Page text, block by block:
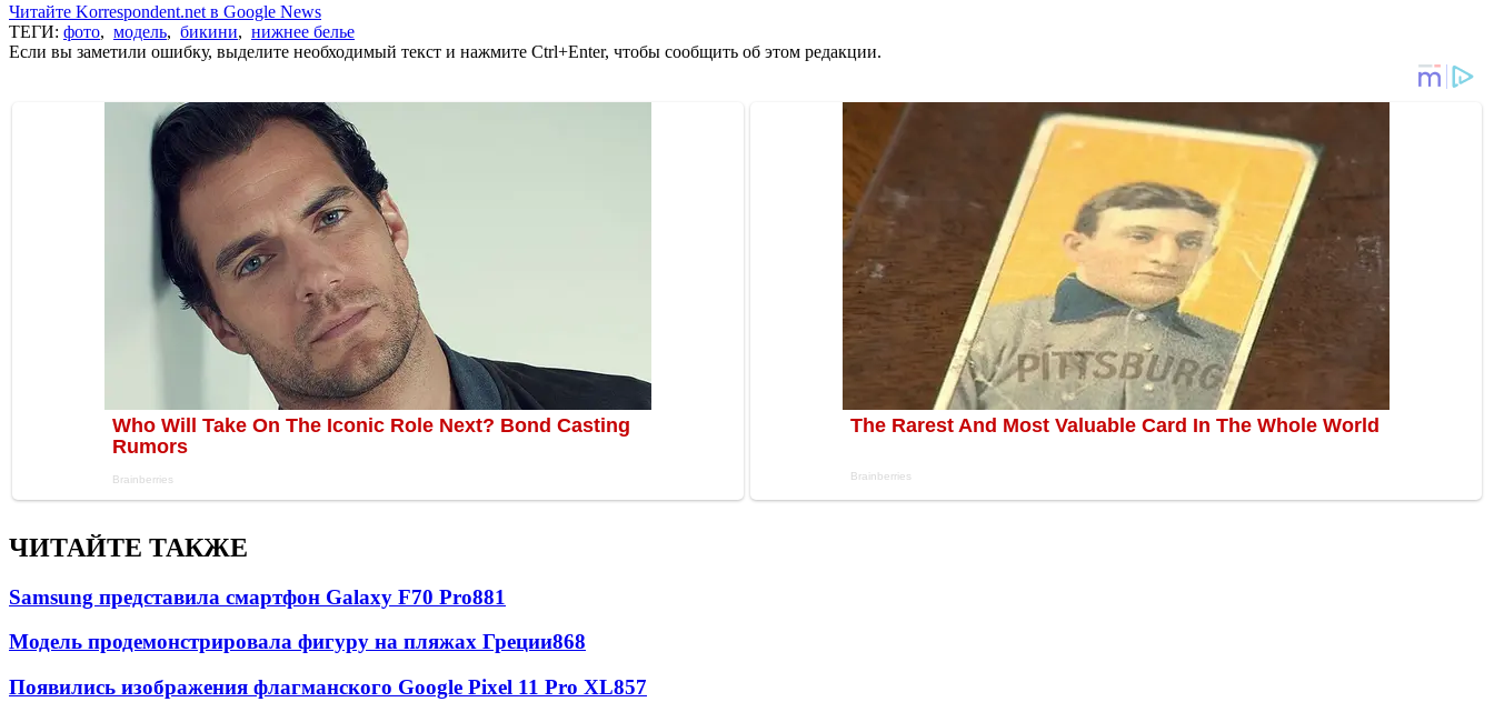
Читайте Korrespondent.net в Google News
ТЕГИ: фото, модель, бикини, нижнее белье
Если вы заметили ошибку, выделите необходимый текст и нажмите Ctrl+Enter, чтобы сообщить об этом редакции.
ЧИТАЙТЕ ТАКЖЕ
Samsung представила смартфон Galaxy F70 Pro881
Модель продемонстрировала фигуру на пляжах Греции868
Появились изображения флагманского Google Pixel 11 Pro XL857